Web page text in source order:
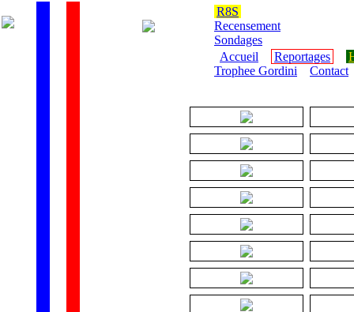
R8S
Recensement
Sondages
Accueil
Reportages
Trophee Gordini
Contact